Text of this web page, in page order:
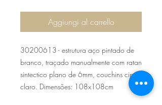
Aggiungi al carrello
30200613 - estrutura aço pintado de
branco, traçado manualmente com ratan
sintectico plano de 6mm, couchins cinza
claro. Dimensões: 108x108cm